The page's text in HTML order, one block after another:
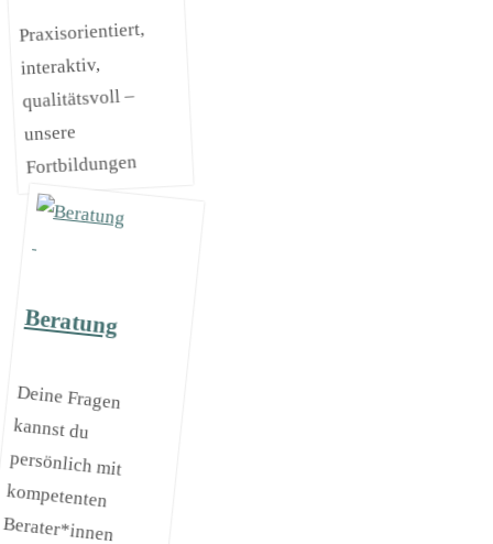
Praxisorientiert,
interaktiv,
qualitätsvoll –
unsere
Fortbildungen
Beratung
Deine Fragen
kannst du
persönlich mit
kompetenten
Berater*innen